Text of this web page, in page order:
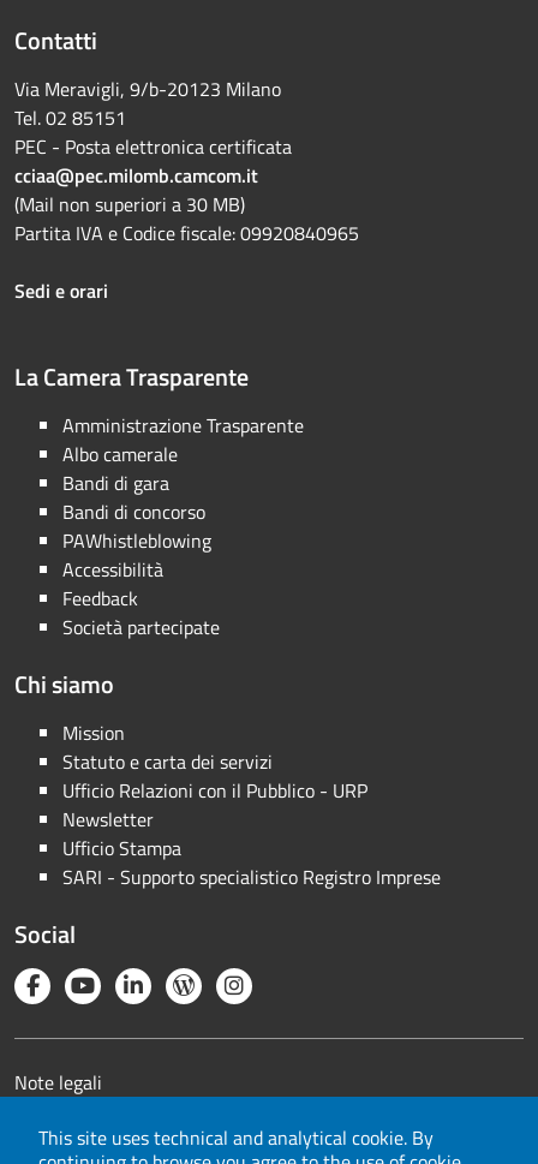
This site uses technical and analytical cookie. By
Contatti
Via Meravigli, 9/b-20123 Milano
Tel. 02 85151
PEC - Posta elettronica certificata
cciaa@pec.milomb.camcom.it
(Mail non superiori a 30 MB)
Partita IVA e Codice fiscale: 09920840965
Sedi e orari
La Camera Trasparente
Amministrazione Trasparente
Albo camerale
Bandi di gara
Bandi di concorso
PAWhistleblowing
Accessibilità
Feedback
Società partecipate
Chi siamo
Mission
Statuto e carta dei servizi
Ufficio Relazioni con il Pubblico - URP
Newsletter
Ufficio Stampa
SARI - Supporto specialistico Registro Imprese
Social
Note legali
Cookie